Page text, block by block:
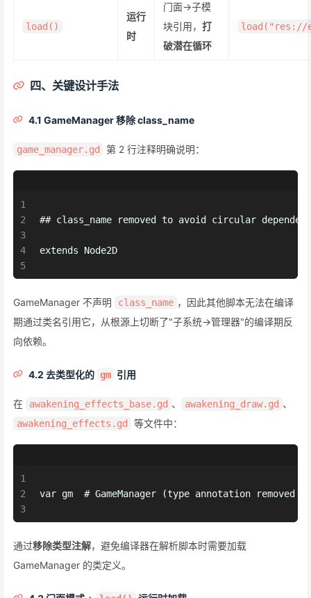
load()
运行
时
门面→子模
块引用， 打
破潜在循环
load("res://
四、关键设计手法
4.1 GameManager 移除 class_name
game_manager.gd 第 2 行注释明确说明：
1
2
3
4
5
## class_name removed to avoid circular
extends Node2D
GameManager 不声明 class_name ，因此其他脚本无法在编译
期通过类名引用它，从根源上切断了"子系统→管理器"的编译期反
向依赖。
4.2 去类型化的 gm 引用
在 awakening_effects_base.gd 、 awakening_draw.gd 、
awakening_effects.gd 等文件中：
1
2
3
var gm  # GameManager (type annotation
通过移除类型注解，避免编译器在解析脚本时需要加载
GameManager 的类定义。